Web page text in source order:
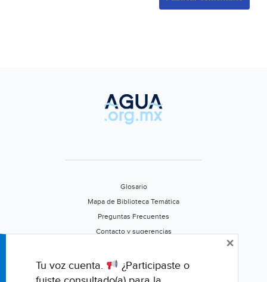
Glosario
Mapa de Biblioteca Temática
Preguntas Frecuentes
Contacto y sugerencias
Califica este portal
Tu voz cuenta.
¿Participaste o
×